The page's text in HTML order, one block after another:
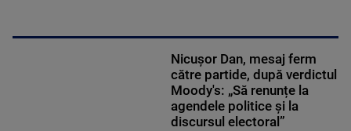
Nicușor Dan, mesaj ferm
către partide, după verdictul
Moody's: „Să renunțe la
agendele politice şi la
discursul electoral”